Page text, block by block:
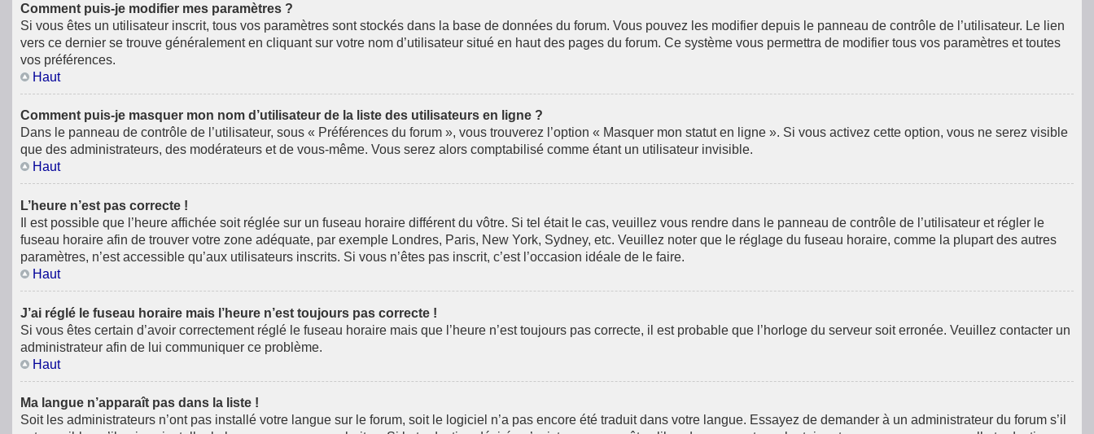
Comment puis-je modifier mes paramètres ?
Si vous êtes un utilisateur inscrit, tous vos paramètres sont stockés dans la base de données du forum. Vous pouvez les modifier depuis le panneau de contrôle de l’utilisateur. Le lien
vers ce dernier se trouve généralement en cliquant sur votre nom d’utilisateur situé en haut des pages du forum. Ce système vous permettra de modifier tous vos paramètres et toutes
vos préférences.
Haut
Comment puis-je masquer mon nom d’utilisateur de la liste des utilisateurs en ligne ?
Dans le panneau de contrôle de l’utilisateur, sous « Préférences du forum », vous trouverez l’option « Masquer mon statut en ligne ». Si vous activez cette option, vous ne serez visible
que des administrateurs, des modérateurs et de vous-même. Vous serez alors comptabilisé comme étant un utilisateur invisible.
Haut
L’heure n’est pas correcte !
Il est possible que l’heure affichée soit réglée sur un fuseau horaire différent du vôtre. Si tel était le cas, veuillez vous rendre dans le panneau de contrôle de l’utilisateur et régler le
fuseau horaire afin de trouver votre zone adéquate, par exemple Londres, Paris, New York, Sydney, etc. Veuillez noter que le réglage du fuseau horaire, comme la plupart des autres
paramètres, n’est accessible qu’aux utilisateurs inscrits. Si vous n’êtes pas inscrit, c’est l’occasion idéale de le faire.
Haut
J’ai réglé le fuseau horaire mais l’heure n’est toujours pas correcte !
Si vous êtes certain d’avoir correctement réglé le fuseau horaire mais que l’heure n’est toujours pas correcte, il est probable que l’horloge du serveur soit erronée. Veuillez contacter un
administrateur afin de lui communiquer ce problème.
Haut
Ma langue n’apparaît pas dans la liste !
Soit les administrateurs n’ont pas installé votre langue sur le forum, soit le logiciel n’a pas encore été traduit dans votre langue. Essayez de demander à un administrateur du forum s’il